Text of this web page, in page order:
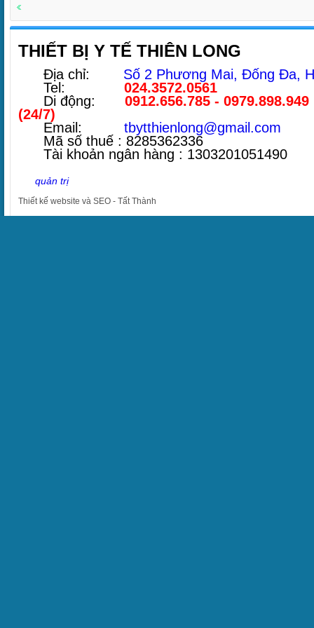
THIẾT BỊ Y TẾ THIÊN LONG
Địa chỉ: Số 2 Phương Mai, Đống Đa,
Tel: 024.3572.0561
Di động: 0912.656.785 - 0979.898.949
(24/7)
Email: tbytthienlong@gmail.com
Mã số thuế : 8285362336
Tài khoản ngân hàng : 1303201051490
quản trị
Thiết kế website và SEO - Tất Thành